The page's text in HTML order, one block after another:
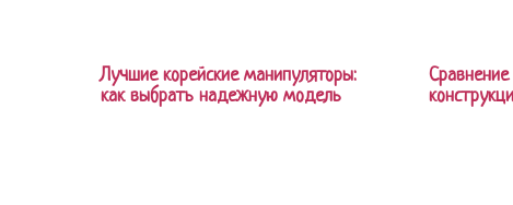
Лучшие корейские манипуляторы:
как выбрать надежную модель